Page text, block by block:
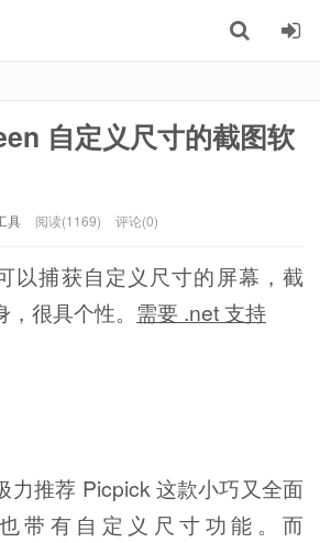
自定义尺寸的截图软
具 阅读(1169) 评论(0)
以捕获自定义尺寸的屏幕，截
很具个性。 需要 .net 支持
力推荐 Picpick 这款小巧又全面
带有自定义尺寸功能。而